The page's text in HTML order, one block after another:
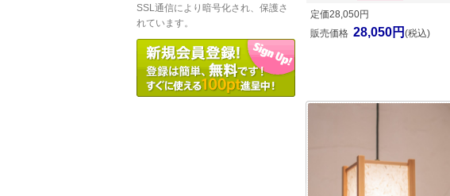
SSL通信により暗号化され、保護さ
れています。
定価28,050円
販売価格 28,050円 (税込)